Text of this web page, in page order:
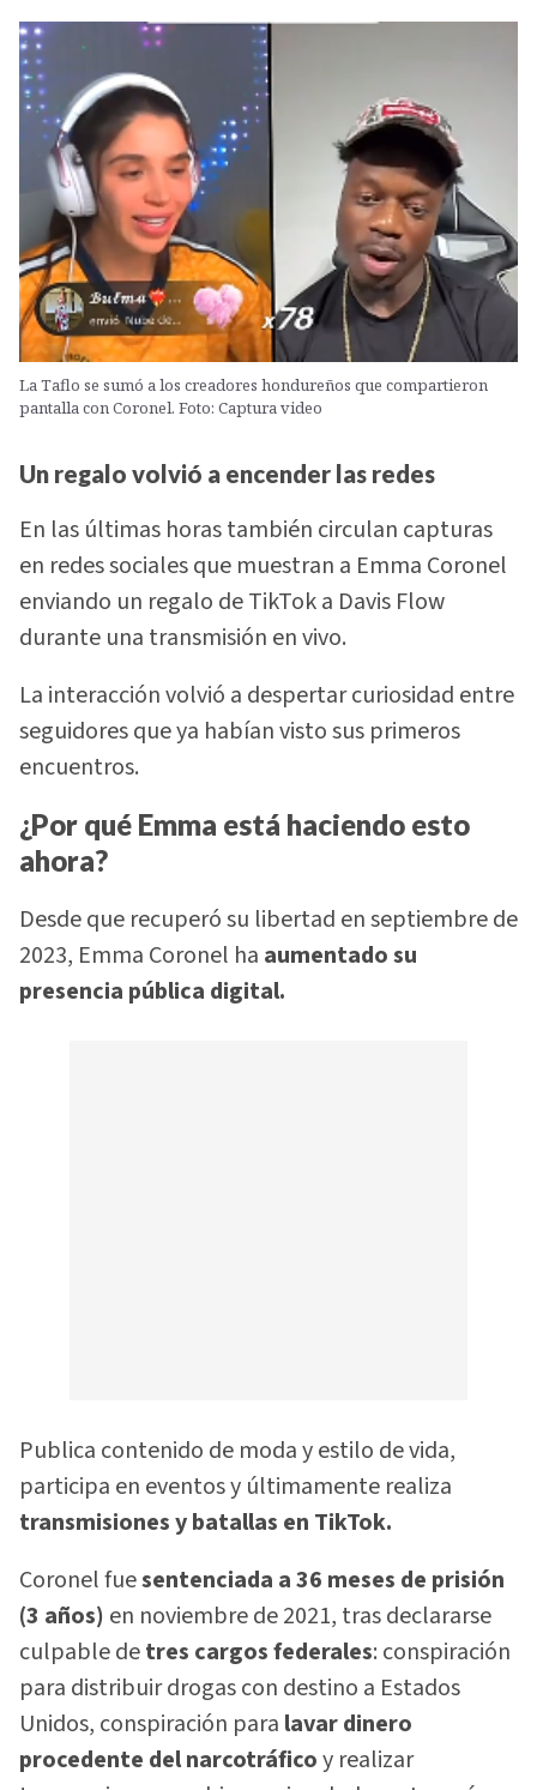
La Taflo se sumó a los creadores hondureños que compartieron
pantalla con Coronel. Foto: Captura video
Un regalo volvió a encender las redes
En las últimas horas también circulan capturas
en redes sociales que muestran a Emma Coronel
enviando un regalo de TikTok a Davis Flow
durante una transmisión en vivo.
La interacción volvió a despertar curiosidad entre
seguidores que ya habían visto sus primeros
encuentros.
¿Por qué Emma está haciendo esto
ahora?
Desde que recuperó su libertad en septiembre de
2023, Emma Coronel ha aumentado su
presencia pública digital.
Publica contenido de moda y estilo de vida,
participa en eventos y últimamente realiza
transmisiones y batallas en TikTok.
Coronel fuesentenciada a 36 meses de prisión
(3 años) en noviembre de 2021, tras declararse
culpable detres cargos federales: conspiración
para distribuir drogas con destino a Estados
Unidos, conspiración para lavar dinero
procedente del narcotráficoy realizar